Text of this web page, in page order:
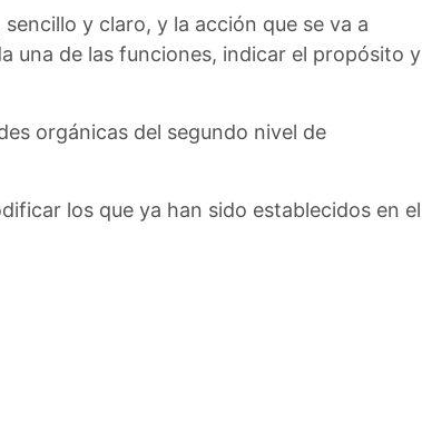
y claro, y la acción que se va a
una de las funciones, indicar el propósito y
orgánicas del segundo nivel de
los que ya han sido establecidos en el